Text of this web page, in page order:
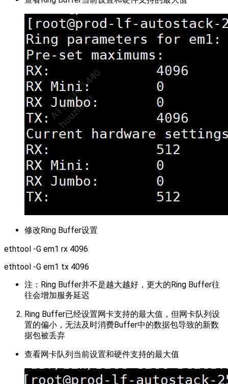
修改Ring Buffer设置
ethtool -G em1 rx 4096
ethtool -G em1 tx 4096
注：Ring Buffer并不是越大越好，更大的Ring Buffer往
往会增加服务延迟
Ring Buffer已经设置网卡支持的最大值，但网卡队列设
置的偏小，无法及时消费Buffer中的数据包导致的新数
据包被丢弃
查看网卡队列当前设置和硬件支持的最大值